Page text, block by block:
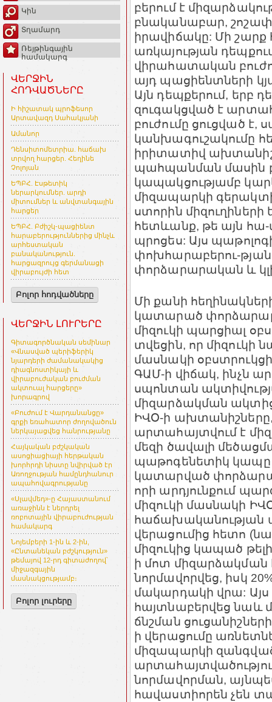
Կին
Տղամարդ
Ռեյթինգային
համակարգ
ՎԵՐՋԻՆ
ՀՈԴՎԱԾՆԵՐԸ
Ի հիշատակ պրոֆեսոր
Արտավազդ Սահակյանի
Ամանոր
Դենսիտոմետրիա. հաճախ
տրվող հարցեր. Հեղինե
Չոլոյան
ԵՊԲՀ. Էսթետիկ
ներարկումներ. արդի
միտումներ և անվտանգային
հարցեր
ԵՊԲՀ. Բժիշկ-պացիենտ
հարաբերություններից մինչև
արհեստական
բանականություն.
հարցազրույց գերմանացի
վիրաբույժի հետ
Բոլոր հոդվածները
ՎԵՐՋԻՆ ԼՈՒՐԵՐԸ
Գիտագործնական սեմինար
«Վնասված պերիֆերիկ
նյարդերի ժամանակակից
դիագնոստիկայի և
վիրաբուժական բուժման
ակտուալ հարցերը»
խորագրով
«Բուժում է Վարդանանցը»
գրքի եռահատոր ժողովածուն
ներկայացվեց հանրությանը
Հայկական բժշկական
ասոցիացիայի հերթական
խորհրդի նիստը նվիրված էր
Առողջության համընդհանուր
ապահովագրությանը
«Սլավմեդ»-ը Հայաստանում
առաջինն է ներդրել
ռոբոտային վիրաբուժության
համակարգ
Նոյեմբերի 1-ին և 2-ին,
«Ընտանեկան բժշկություն»
թեմայով 12-րդ գիտաժողով՝
միջազգային
մասնակցությամբ։
Բոլոր լուրերը
բերում է
բնականաբար,
իրավիճակը: Մի շարք
առկայության
վիրահատական
այդ պացիենտների
Այն դեպքերում, երբ
զուգակցված է
բուժումը ցուցված
կանխագուշակումը
իրիտատիվ
պահպանման մասին
կապակցությամբ
միզապարկի
ստորին
հետևանք, թե այն
պրոցես: Այս
փոխհարաբերու-
փորձարարական և
Մի քանի
կատարած
միզուկի պարցիալ
տվեցին, որ
մասնակի
ԳԱՄ-ի վիճակ, ինչն
սպոնտան
միզարձակման ակտից
ԻՎՕ-ի ախտանիշները,
արտահայտվում է
մեզի ծավալի
պաթոգենետիկ կապը
կատարված
որի արդյունքում
միզուկի մասնակի
հաճախականության
վերացումից հետո
միզուկից կապած
ի մոտ միզարձակման
նորմավորվեց, իսկ
մակարդակի վրա: Այս
հայտնաբերվեց նաև
ճնշման
ի վերացումը
միզապարկի
նորմավորման,
հավաստիորեն չեն